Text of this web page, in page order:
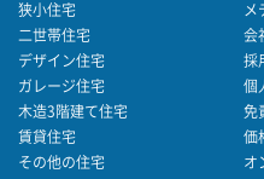
狭小住宅
二世帯住宅
デザイン住宅
ガレージ住宅
木造3階建て住宅
賃貸住宅
その他の住宅
メ
会
採
個
免
価
オ